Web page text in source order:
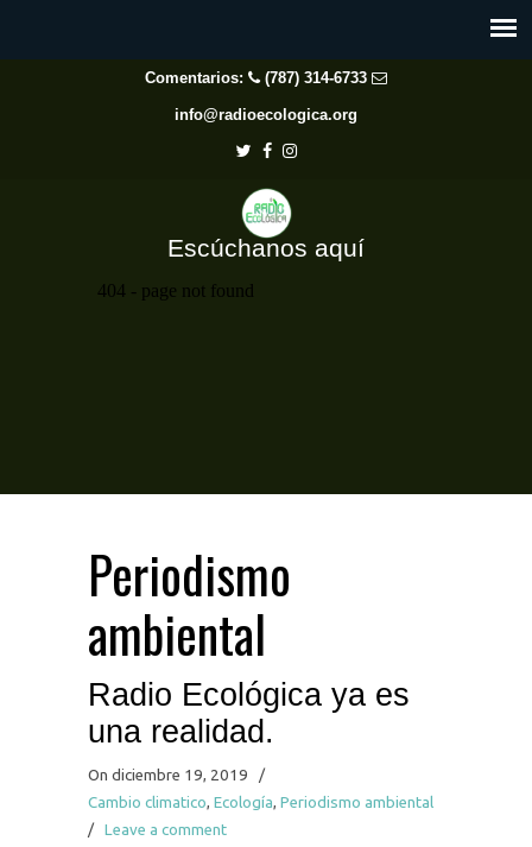
Comentarios: (787) 314-6733
info@radioecologica.org
Escúchanos aquí
Periodismo
ambiental
Radio Ecológica ya es
una realidad.
On diciembre 19, 2019
/
Cambio climatico, Ecología, Periodismo ambiental
/ Leave a comment